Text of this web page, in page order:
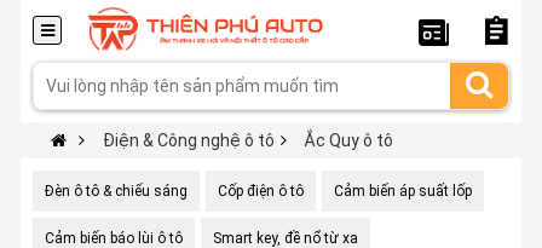
Điện & Công nghệ ô tô Ắc Quy ô tô
Đèn ô tô & chiếu sáng Cốp điện ô tô Cảm biến áp suất lốp
Cảm biến báo lùi ô tô Smart key, đề nổ từ xa